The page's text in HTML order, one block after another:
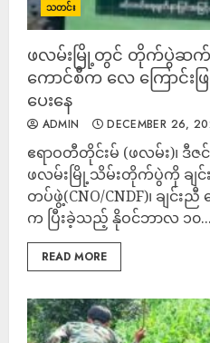
သတင်း
ဖလမ်းမြို့တွင် တိုက်ပွဲဆက်လ
ကောင်စီက လေ ကြောင်းဖ
ပေးနေ
ADMIN DECEMBER 26,
ဧရာဝတီတိုင်းမ် (ဖလမ်း)၊ ဒီဇ
ဖလမ်းမြို့သိမ်းတိုက်ပွဲကို ချင်
တပ်ဖွဲ့(CNO/CNDF)၊ ချင်
က ပြီးခဲ့သည့် နိုဝင်ဘာလ ၁၀...
READ MORE